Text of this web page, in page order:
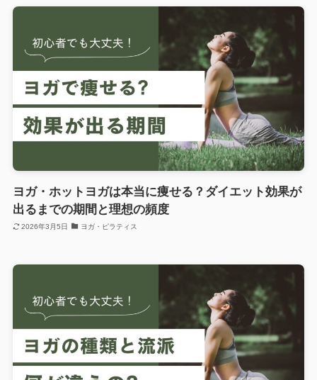
ヨガ・ホットヨガは本当に痩せる？ダイエット効果が
出るまでの期間と理想の頻度
2026年3月5日 ヨガ・ピラティス